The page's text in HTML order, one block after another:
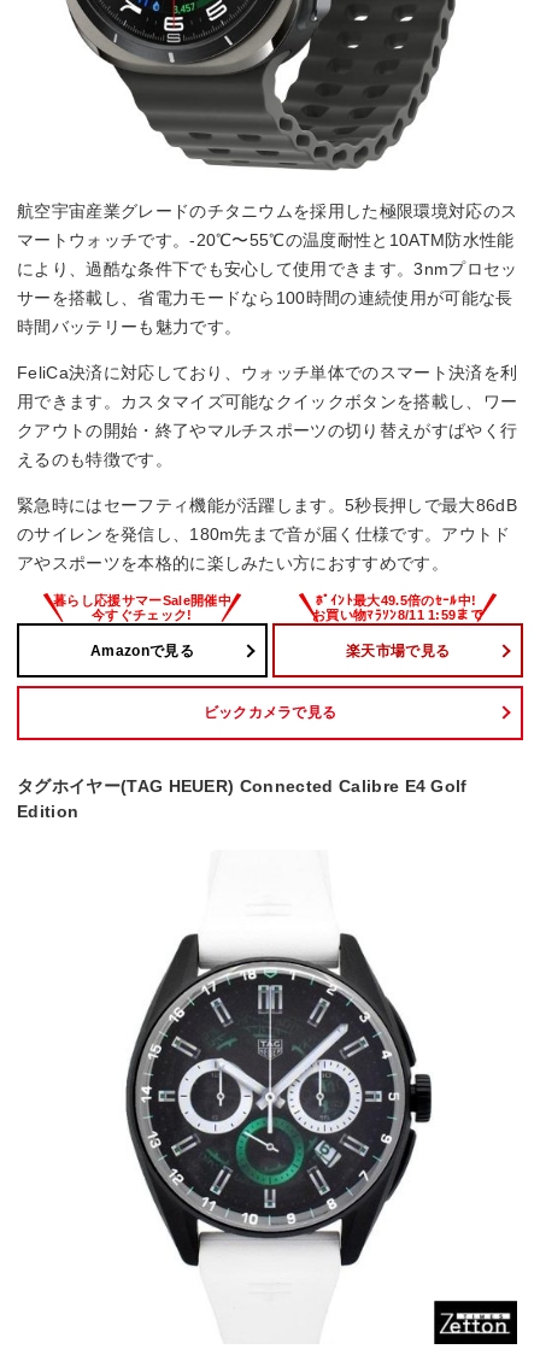
航空宇宙産業グレードのチタニウムを採用した極限環境対応のス
マートウォッチです。-20℃〜55℃の温度耐性と10ATM防水性能
により、過酷な条件下でも安心して使用できます。3nmプロセッ
サーを搭載し、省電力モードなら100時間の連続使用が可能な長
時間バッテリーも魅力です。
FeliCa決済に対応しており、ウォッチ単体でのスマート決済を利
用できます。カスタマイズ可能なクイックボタンを搭載し、ワー
クアウトの開始・終了やマルチスポーツの切り替えがすばやく行
えるのも特徴です。
緊急時にはセーフティ機能が活躍します。5秒長押しで最大86dB
のサイレンを発信し、180m先まで音が届く仕様です。アウトド
アやスポーツを本格的に楽しみたい方におすすめです。
Amazonで見る 楽天市場で見る
ビックカメラで見る
タグホイヤー(TAG HEUER) Connected Calibre E4 Golf
Edition